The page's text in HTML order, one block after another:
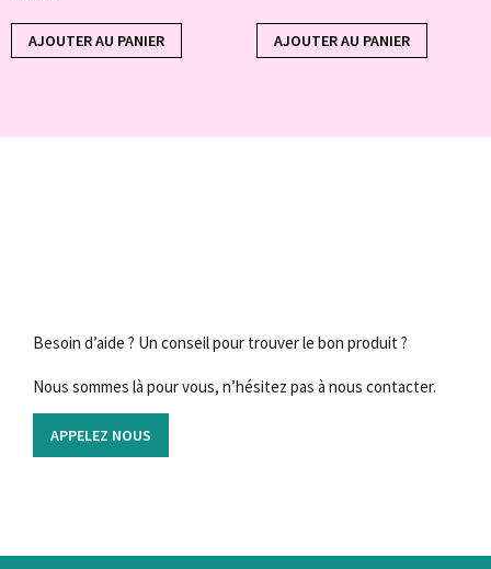
AJOUTER AU PANIER AJOUTER AU PANIER
Besoin d’aide ? Un conseil pour trouver le bon produit ?
Nous sommes là pour vous, n’hésitez pas à nous contacter.
APPELEZ NOUS